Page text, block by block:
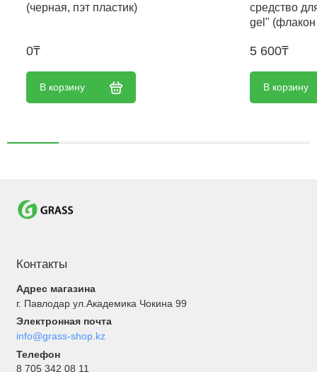
(черная, пэт пластик)
0₸
В корзину
средство
gel"
5 600₸
В корзину
Контакты
Адрес магазина
г. Павлодар ул.Академика Чокина 99
Электронная почта
info@grass-shop.kz
Телефон
8 705 342 08 11